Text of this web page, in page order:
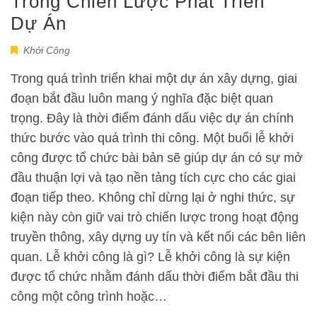
Dự Án
Khởi Công
Trong quá trình triển khai một dự án xây dựng, giai
đoạn bắt đầu luôn mang ý nghĩa đặc biệt quan
trọng. Đây là thời điểm đánh dấu việc dự án chính
thức bước vào quá trình thi công. Một buổi lễ khởi
công được tổ chức bài bản sẽ giúp dự án có sự mở
đầu thuận lợi và tạo nền tảng tích cực cho các giai
đoạn tiếp theo. Không chỉ dừng lại ở nghi thức, sự
kiện này còn giữ vai trò chiến lược trong hoạt động
truyền thông, xây dựng uy tín và kết nối các bên liên
quan. Lễ khởi công là gì? Lễ khởi công là sự kiện
được tổ chức nhằm đánh dấu thời điểm bắt đầu thi
công một công trình hoặc…